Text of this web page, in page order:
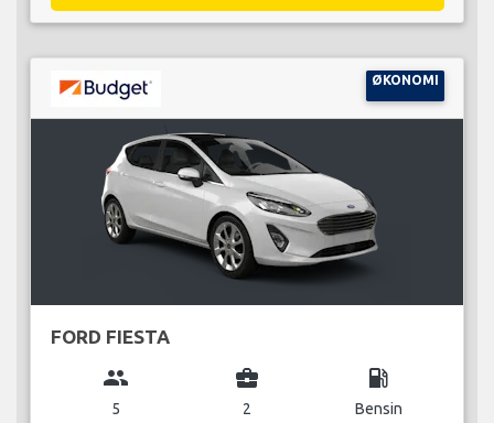
ØKONOMI
FORD FIESTA
group
5
business_center
2
local_gas_station
Bensin